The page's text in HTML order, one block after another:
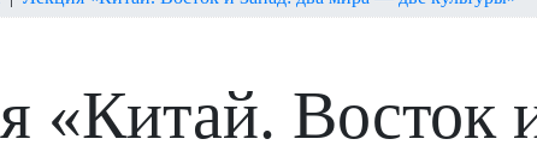
«Китай. Восток